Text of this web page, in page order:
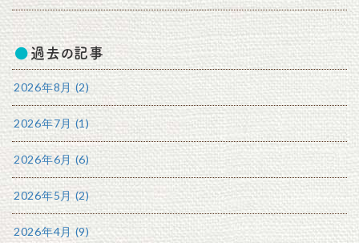
過去の記事
2026年8月 (2)
2026年7月 (1)
2026年6月 (6)
2026年5月 (2)
2026年4月 (9)